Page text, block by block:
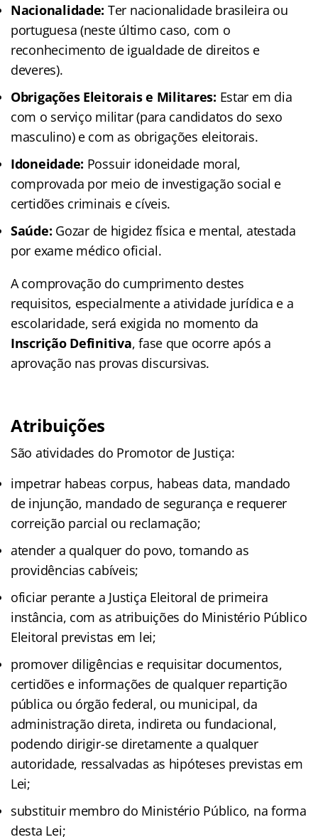
Nacionalidade: Ter nacionalidade brasileira ou
portuguesa (neste último caso, com o
reconhecimento de igualdade de direitos e
deveres).
Obrigações Eleitorais e Militares: Estar em dia
com o serviço militar (para candidatos do sexo
masculino) e com as obrigações eleitorais.
Idoneidade: Possuir idoneidade moral,
comprovada por meio de investigação social e
certidões criminais e cíveis.
Saúde: Gozar de higidez física e mental, atestada
por exame médico oficial.
A comprovação do cumprimento destes
requisitos, especialmente a atividade jurídica e a
escolaridade, será exigida no momento da
Inscrição Definitiva, fase que ocorre após a
aprovação nas provas discursivas.
Atribuições
São atividades do Promotor de Justiça:
impetrar habeas corpus, habeas data, mandado
de injunção, mandado de segurança e requerer
correição parcial ou reclamação;
atender a qualquer do povo, tomando as
providências cabíveis;
oficiar perante a Justiça Eleitoral de primeira
instância, com as atribuições do Ministério Público
Eleitoral previstas em lei;
promover diligências e requisitar documentos,
certidões e informações de qualquer repartição
pública ou órgão federal, ou municipal, da
administração direta, indireta ou fundacional,
podendo dirigir-se diretamente a qualquer
autoridade, ressalvadas as hipóteses previstas em
Lei;
substituir membro do Ministério Público, na forma
desta Lei;